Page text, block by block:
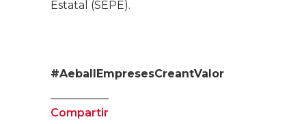
Estatal (SEPE).
#AeballEmpresesCreantValor
Compartir